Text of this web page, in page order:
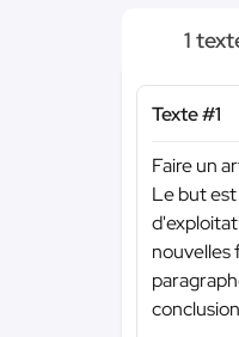
1
Texte #1
Faire un
Le but
nouvelles